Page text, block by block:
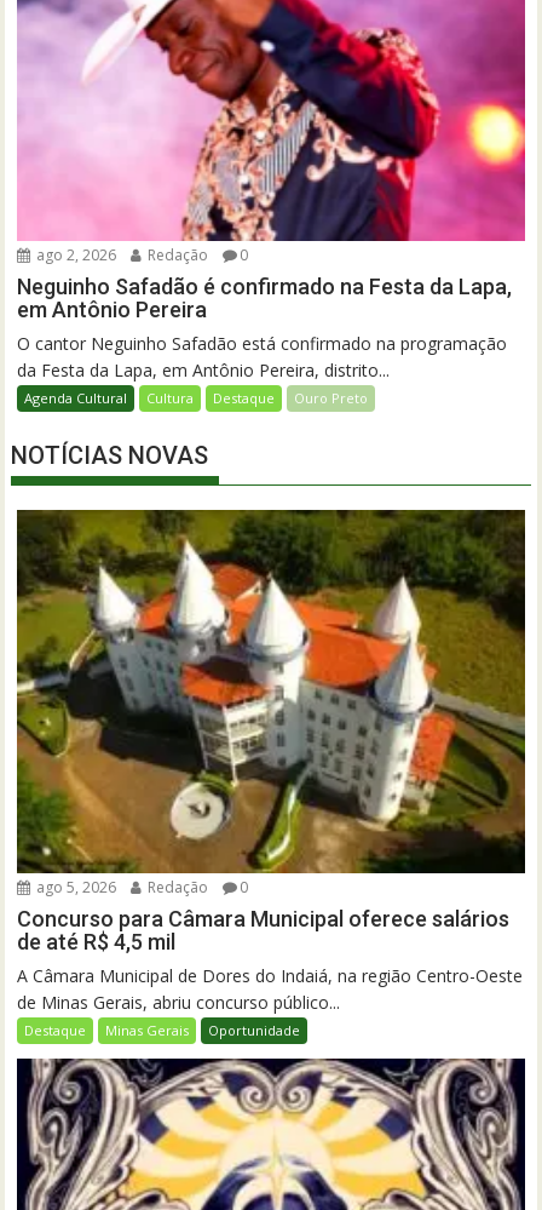
ago 2, 2026 Redação 0
Neguinho Safadão é confirmado na Festa da Lapa,
em Antônio Pereira
O cantor Neguinho Safadão está confirmado na programação
da Festa da Lapa, em Antônio Pereira, distrito...
Agenda Cultural Cultura Destaque Ouro Preto
NOTÍCIAS NOVAS
ago 5, 2026 Redação 0
Concurso para Câmara Municipal oferece salários
de até R$ 4,5 mil
A Câmara Municipal de Dores do Indaiá, na região Centro-Oeste
de Minas Gerais, abriu concurso público...
Destaque Minas Gerais Oportunidade